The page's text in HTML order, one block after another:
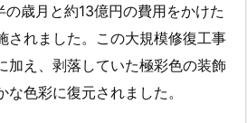
歳月と約13億円の費用をかけた
されました。この大規模修復工事
加え、剥落していた極彩色の装飾
色彩に復元されました。